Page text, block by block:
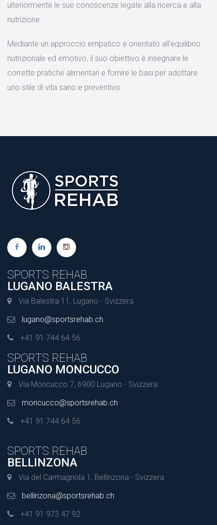
ulteriormente le sue conoscenze legate alla ricerca e alla
nutrizione.
Mediante un approccio empatico e orientato all'equilibrio
nutrizionale ed emotivo, il suo obiettivo è insegnare le
corrette pratiche alimentari e fornire le basi per adottare
uno stile di vita sano e preventivo.
SPORTS REHAB
LUGANO BALESTRA
Via Balestra 11, Lugano - Svizzera
lugano@sportsrehab.ch
+41 91 744 64 56
SPORTS REHAB
LUGANO MONCUCCO
Via Moncucco 7, 6900 Lugano - Svizzera
moncucco@sportsrehab.ch
+41 91 744 64 56
SPORTS REHAB
BELLINZONA
Via del Carmagnola 1, Bellinzona - Svizzera
bellinzona@sportsrehab.ch
+41 91 973 47 92